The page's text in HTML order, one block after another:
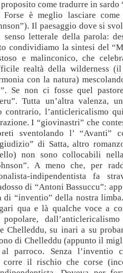
come tradurre in sardo
Forse è meglio lasciare
Il paesaggio dove si
senso letterale della parola:
condividiamo la sintesi del
e malinconico, che
realtà della wilderness
con la natura)
Se non ci fosse quel
Tutta un’altra valenza,
contrario, l’anticlericalismo
I “giovinastri” che
sventolando l’ “Avanti”
di Satta, altro
non sono collocabili
A meno che, per
indipendentista fa
di “Antoni Bassuccu”:
di “inventio” della nostra
qua e là qualche voce a
dall’anticlericalismo
Chelleddu, su inari a su
di Chelleddu (appunto il
parroco. Senza l’inventio
il rischio che corse